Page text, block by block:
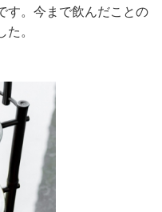
す。今まで飲んだことの
。